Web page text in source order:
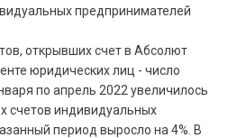
предпринимателей
открывших счет в Абсолют
юридических лиц - число
по апрель 2022 увеличилось
счетов индивидуальных
период выросло на 4%. В